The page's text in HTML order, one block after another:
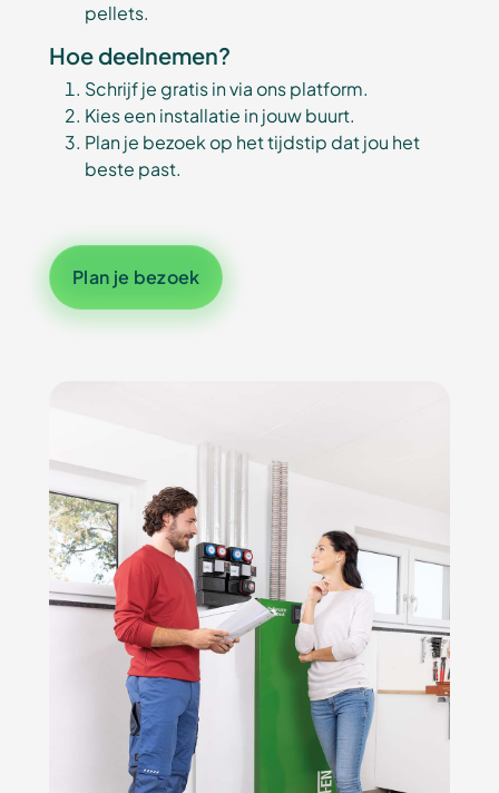
pellets.
Hoe deelnemen?
Schrijf je gratis in via ons platform.
Kies een installatie in jouw buurt.
Plan je bezoek op het tijdstip dat jou het
beste past.
Plan je bezoek